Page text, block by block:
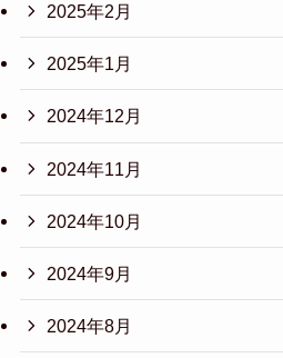
2025年2月
2025年1月
2024年12月
2024年11月
2024年10月
2024年9月
2024年8月